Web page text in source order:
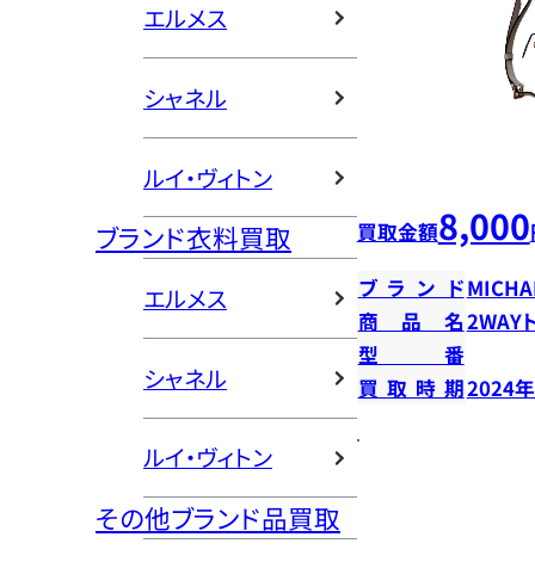
エルメス
シャネル
ルイ・ヴィトン
ブランド衣料買取
エルメス
シャネル
ルイ・ヴィトン
その他ブランド品買取
買取金額8,000
ブランド
商品名2WAY
型番
買取時期2024